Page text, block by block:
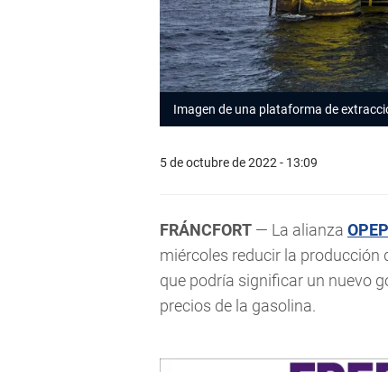
Imagen de una plataforma de
5 de octubre de 2022 - 13:09
FRÁNCFORT — La alianza OPEP
miércoles reducir la producción
que podría significar un nuevo
precios de la gasolina.